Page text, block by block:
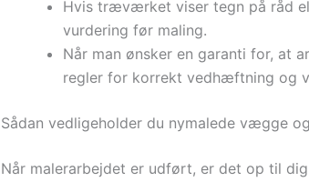
Hvis træværket viser tegn på råd
vurdering før maling.
Når man ønsker en garanti for, at
regler for korrekt vedhæftning og
Sådan vedligeholder du nymalede vægge
Når malerarbejdet er udført, er det op til